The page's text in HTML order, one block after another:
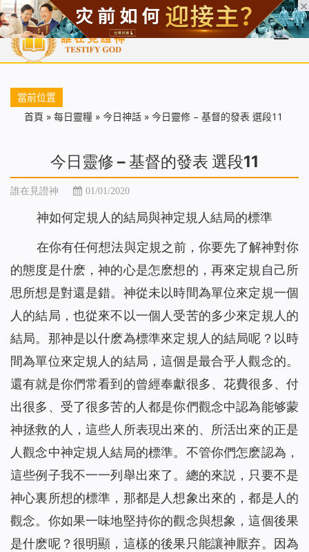
首頁 每日靈糧 天國福音 基督徒見證 信仰解答 聖經
當前位置
首頁 » 每日靈糧 » 今日神話 » 今日靈修 – 基督的發表 選段11
今日靈修 – 基督的發表 選段11
誰在見證神 01/01/2020
神如何定規人的結局與神定規人結局的標準
在你有任何想法與定規之前，你要先了解神對你
的態度是什麽，神的心是怎麽想的，再來定規自己所
思所想是對還是錯。神從未以時間為單位來定規一個
人的結局，也從來不以一個人受苦的多少來定規人的
結局。那神是以什麽為標準來定規人的結局呢？以時
間為單位來定規人的結局，這個是最合乎人觀念的。
還有就是你們常看到的曾經奉獻很多、花費很多、付
出很多、受了很多苦的人都是你們觀念中認為能够蒙
神拯救的人，這些人所表現出來的、所活出來的正是
人觀念中神定規人結局的標準。不管你們怎麽認為，
這些例子我不一一列舉出來了。總的來説，只要不是
神心裏所想的標準，那都是人想象出來的，都是人的
觀念。你如果一味地堅持你的觀念與想象，這個後果
是什麽呢？很明顯，這樣的後果只能讓神厭弃。因為